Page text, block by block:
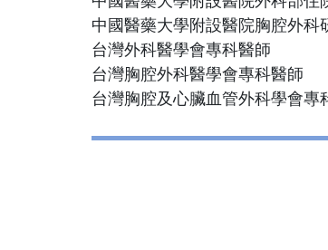
中國醫藥大學附設醫院胸腔外科
台灣外科醫學會專科醫師
台灣胸腔外科醫學會專科醫師
台灣胸腔及心臟血管外科學會專